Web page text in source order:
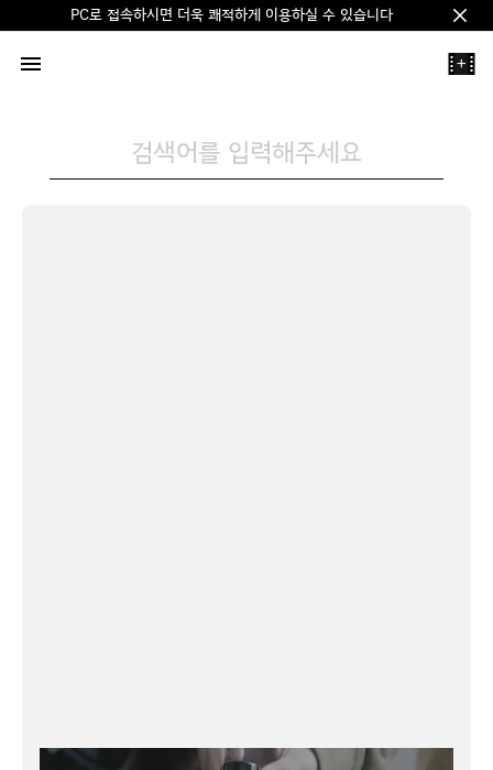
PC로 접속하시면 더욱 쾌적하게 이용하실 수 있습니다
+
검색어를 입력해주세요